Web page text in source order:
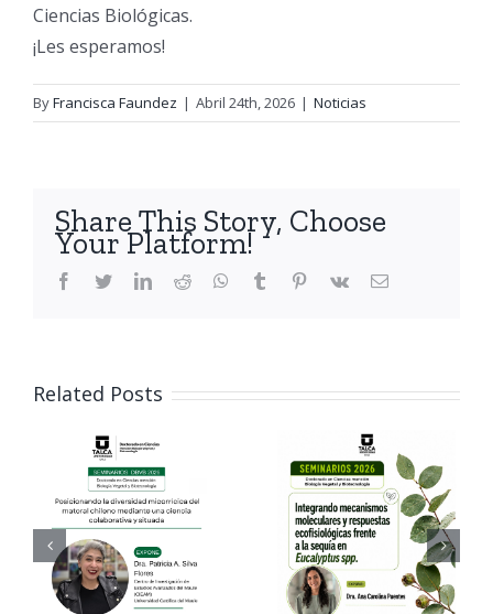
Ciencias Biológicas.
¡Les esperamos!
ByFrancisca Faundez | Abril 24th, 2026 | Noticias
Share This Story, Choose
Your Platform!
facebook
twitterlinkedinreddit whatsapptumblr pinterest
vk Email
Related Posts
Seminarios
Dra. Ana
Carolina
Invitación
DBVB
02.07.26 –
Dr.